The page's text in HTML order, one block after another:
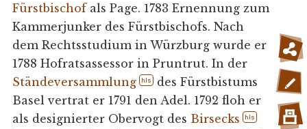
Fürstbischofals Page. 1783 Ernennung zum
Kammerjunker des Fürstbischofs. Nach
dem Rechtsstudium in Würzburg wurde er
1788 Hofratsassessor in Pruntrut. In der
Ständeversammlung
hls des Fürstbistums
Basel vertrat er 1791 den Adel. 1792 floh er
als designierter Obervogt des Birsecks hls